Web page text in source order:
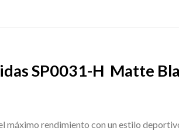
SP0031-H Matte
máximo rendimiento con un estilo